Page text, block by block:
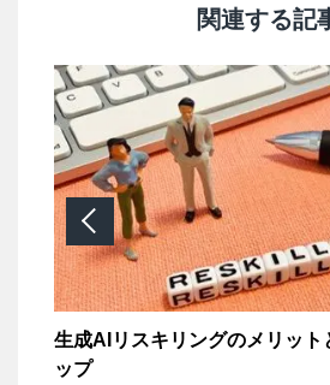
関連する記
生成AIリスキリングのメリット
ップ